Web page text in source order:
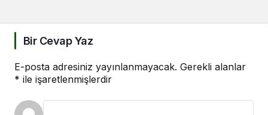
Bir Cevap Yaz
E-posta adresiniz yayınlanmayacak. Gerekli alanlar
* ile işaretlenmişlerdir